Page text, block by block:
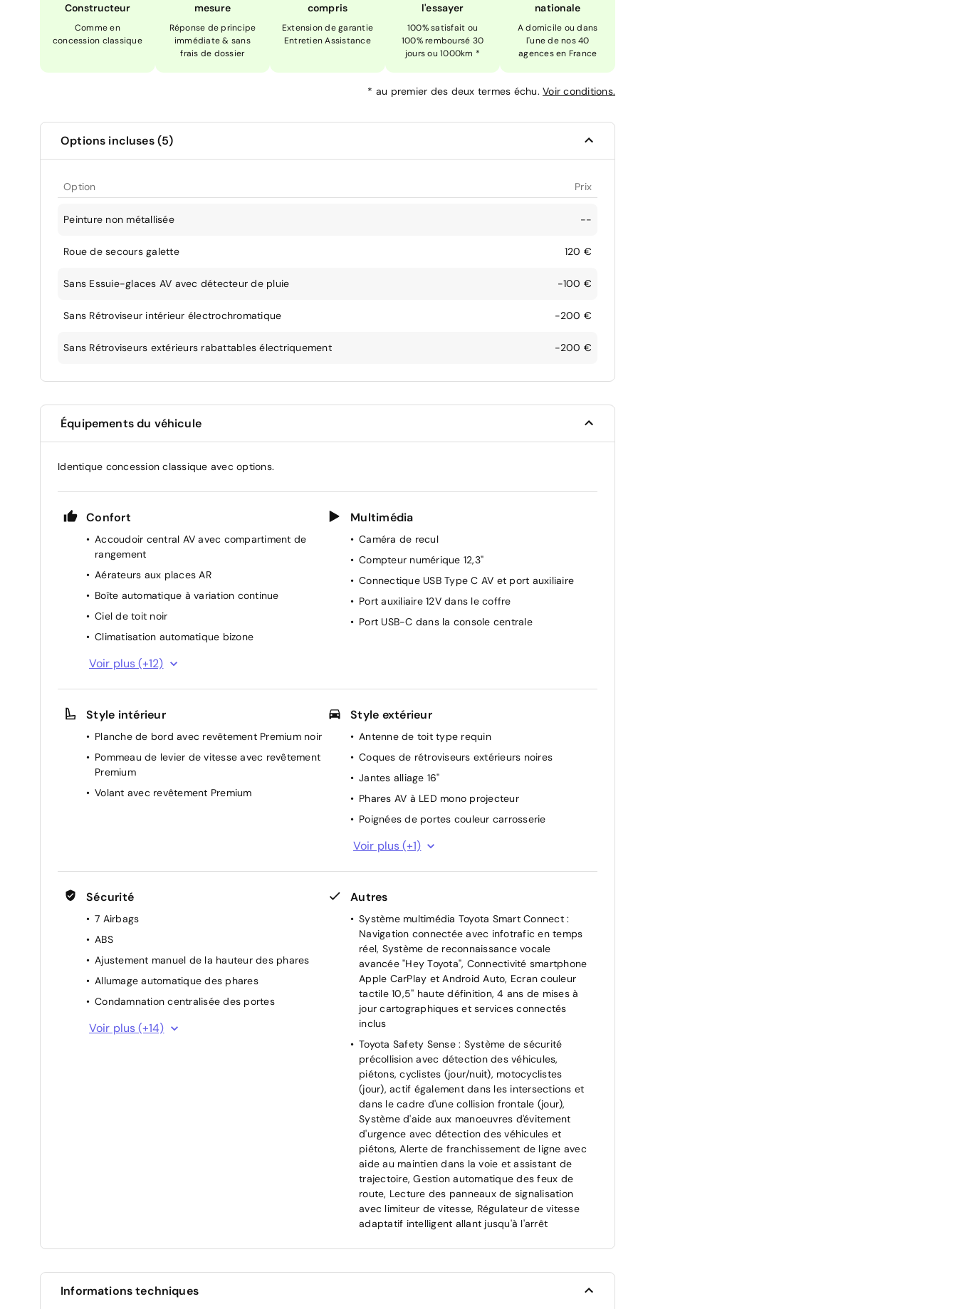
Constructeur
Comme en
concession classique
mesure
Réponse de principe
immédiate & sans
frais de dossier
compris
Extension de garantie
Entretien Assistance
l'essayer
100% satisfait ou
100% remboursé 30
jours ou 1000km *
nationale
A domicile ou dans
l'une de nos 40
agences en France
* au premier des deux termes échu. Voir conditions.
Options incluses (5)
Option Prix
Peinture non métallisée --
Roue de secours galette 120 €
Sans Essuie-glaces AV avec détecteur de pluie -100 €
Sans Rétroviseur intérieur électrochromatique -200 €
Sans Rétroviseurs extérieurs rabattables électriquement -200 €
Équipements du véhicule
Identique concession classique avec options.
Confort
Accoudoir central AV avec compartiment de
rangement
Aérateurs aux places AR
Boîte automatique à variation continue
Ciel de toit noir
Climatisation automatique bizone
Console centrale noir laqué
Indicateur de temps passé en tout électrique
Lumière de coffre
Plancher de coffre réversible avec position
basse
Rétroviseurs extérieurs dégivrants à réglage
EasyFlat (banquette AR rabattable 60/40
depuis le coffre)
Vitres AV/AR électriques à impulsion
Volant multifonction réglable manuellement en
Voir plus (+12)
Multimédia
Caméra de recul
Compteur numérique 12,3"
Connectique USB Type C AV et port auxiliaire
Port auxiliaire 12V dans le coffre
Port USB-C dans la console centrale
Style intérieur
Planche de bord avec revêtement Premium noir
Pommeau de levier de vitesse avec revêtement
Premium
Volant avec revêtement Premium
Style extérieur
Antenne de toit type requin
Coques de rétroviseurs extérieurs noires
Jantes alliage 16"
Phares AV à LED mono projecteur
Poignées de portes couleur carrosserie
Rails de toit finition noir métallisé
Voir plus (+1)
Sécurité
7 Airbags
ABS
Ajustement manuel de la hauteur des phares
Allumage automatique des phares
Condamnation centralisée des portes
Contrôle de la pression des pneus des roues
d'approche du véhicule (AVAS)
Voir plus (+14)
Autres
Système multimédia Toyota Smart Connect :
Navigation connectée avec infotrafic en temps
réel, Système de reconnaissance vocale
avancée "Hey Toyota", Connectivité smartphone
Apple CarPlay et Android Auto, Ecran couleur
tactile 10,5'' haute définition, 4 ans de mises à
jour cartographiques et services connectés
inclus
Toyota Safety Sense : Système de sécurité
précollision avec détection des véhicules,
piétons, cyclistes (jour/nuit), motocyclistes
(jour), actif également dans les intersections et
dans le cadre d'une collision frontale (jour),
Système d'aide aux manoeuvres d'évitement
d'urgence avec détection des véhicules et
piétons, Alerte de franchissement de ligne avec
aide au maintien dans la voie et assistant de
trajectoire, Gestion automatique des feux de
route, Lecture des panneaux de signalisation
avec limiteur de vitesse, Régulateur de vitesse
adaptatif intelligent allant jusqu'à l'arrêt
Informations techniques